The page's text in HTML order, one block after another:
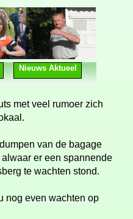
Nieuws Aktueel
met veel rumoer zich
van de bagage
er een spannende
te wachten stond.
nog even wachten op